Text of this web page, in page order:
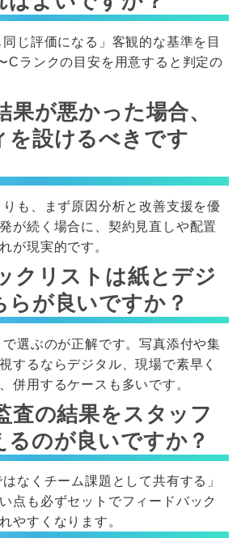
じ評価になる」客観的な基準を目
Cランクの目安を用意すると判定の
果が悪かった場合、
を設けるべきです
も、まず原因分析と改善支援を優
が続く場合に、契約見直しや配置
が現実的です。
クリストは紙とデジ
らが良いですか？
選ぶのが正解です。写真添付や集
するならデジタル、現場で素早く
併用するケースも多いです。
査の結果をスタッフ
るのが良いですか？
なくチーム課題として共有する」
点も必ずセットでフィードバック
やすくなります。